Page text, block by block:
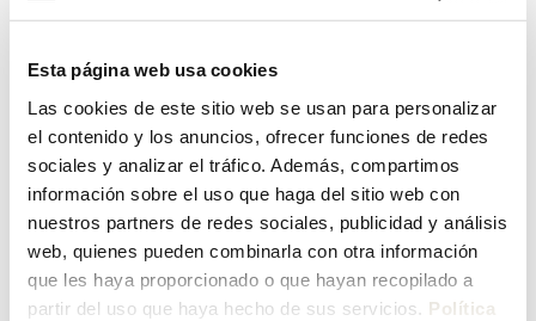
Esta página web usa cookies
Las cookies de este sitio web se usan para personalizar
el contenido y los anuncios, ofrecer funciones de redes
sociales y analizar el tráfico. Además, compartimos
información sobre el uso que haga del sitio web con
nuestros partners de redes sociales, publicidad y análisis
web, quienes pueden combinarla con otra información
que les haya proporcionado o que hayan recopilado a
partir del uso que haya hecho de sus servicios. Política
¿Has olvidado tu contraseña?